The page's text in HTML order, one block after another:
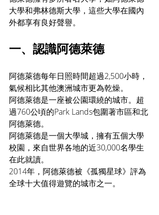
大學和弗林德斯大學，這些大學在國內
外都享有良好聲譽。
一、認識阿德萊德
阿德萊德每年日照時間超過2,500小時，
氣候相比其他澳洲城市更為乾燥。
阿德萊德是一座被公園環繞的城市。超
過760公頃的Park Lands包圍著市區和北
阿德萊德。
阿德萊德是一個大學城，擁有五個大學
校園，來自世界各地的近30,000名學生
在此就讀。
2014年，阿德萊德被《孤獨星球》評為
全球十大值得遊覽的城市之一。